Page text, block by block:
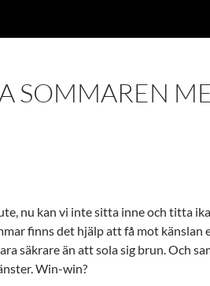
SOMMAREN
nu kan vi inte sitta inne och titta
finns det hjälp att få mot
säkrare än att sola sig brun. Och
Win-win?